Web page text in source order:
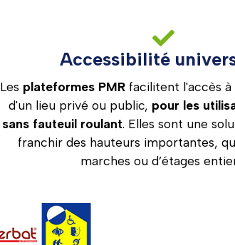
Accessibilité
Les plateformes PMR facilitent l'accès à
d'un lieu privé ou public, pour les
sans fauteuil roulant. Elles sont une
franchir des hauteurs importantes,
marches ou d’étages